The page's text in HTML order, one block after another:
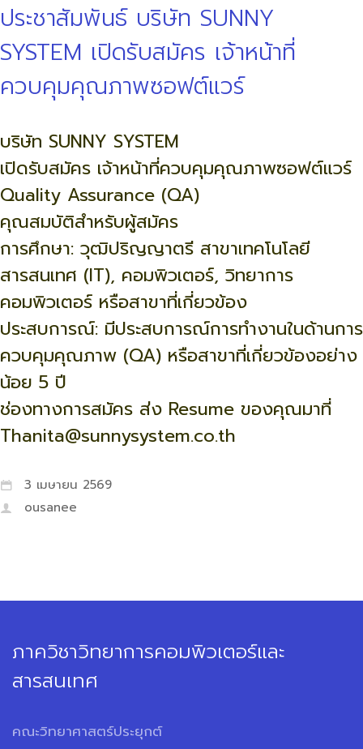
ประชาสัมพันธ์ บริษัท SUNNY
SYSTEM เปิดรับสมัคร เจ้าหน้าที่
ควบคุมคุณภาพซอฟต์แวร์
บริษัท SUNNY SYSTEM
เปิดรับสมัคร เจ้าหน้าที่ควบคุมคุณภาพซอฟต์แวร์
Quality Assurance (QA)
คุณสมบัติสำหรับผู้สมัคร
การศึกษา: วุฒิปริญญาตรี สาขาเทคโนโลยี
สารสนเทศ (IT), คอมพิวเตอร์, วิทยาการ
คอมพิวเตอร์ หรือสาขาที่เกี่ยวข้อง
ประสบการณ์: มีประสบการณ์การทำงานในด้านการ
ควบคุมคุณภาพ (QA) หรือสาขาที่เกี่ยวข้องอย่าง
น้อย 5 ปี
ช่องทางการสมัคร ส่ง Resume ของคุณมาที่
Thanita@sunnysystem.co.th
3 เมษายน 2569
ousanee
ภาควิชาวิทยาการคอมพิวเตอร์และ
สารสนเทศ
คณะวิทยาศาสตร์ประยุกต์